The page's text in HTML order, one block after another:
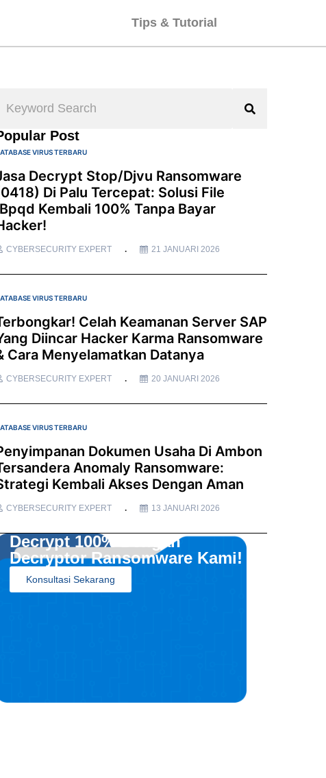
Tips & Tutorial
Post
VIRUS TERBARU
Decrypt Stop/Djvu Ransomware
Di Palu Tercepat: Solusi File
Kembali 100% Tanpa Bayar
CYBERSECURITY EXPERT 21 JANUARI 2026
VIRUS TERBARU
Celah Keamanan Server SAP
Diincar Hacker Karma Ransomware
Cara Menyelamatkan Datanya
CYBERSECURITY EXPERT 20 JANUARI 2026
VIRUS TERBARU
Dokumen Usaha Di Ambon
Anomaly Ransomware:
Kembali Akses Dengan Aman
CYBERSECURITY EXPERT 13 JANUARI 2026
Decrypt 100% Dengan
Decryptor Ransomware Kami!
Konsultasi Sekarang